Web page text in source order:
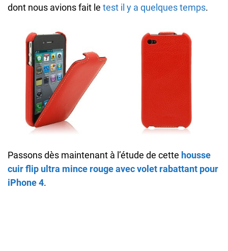
dont nous avions fait le test il y a quelques temps.
Passons dès maintenant à l’étude de cette housse
cuir flip ultra mince rouge avec volet rabattant pour
iPhone 4.